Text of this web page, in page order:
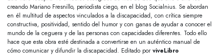
creando Mariano Fresnillo, periodista ciego, en el blog Socialnius. Se abordan
en él multitud de aspectos vinculados a la discapacidad, con crítica siempre
constructiva, positividad, sentido del humor y con ganas de ayudar a conocer el
mundo de la ceguera y de las personas con capacidades diferentes. Todo ello
hace que esta obra esté destinada a convertirse en un auténtico manual de
cómo comunicar y difundir la discapacidad. Editado por viveLibro